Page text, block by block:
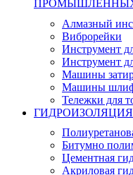
Алмазный
Виброрейки
Инструмент
Инструмент
Машины
Машины
Тележки для
ГИДРОИЗОЛЯЦИЯ
Битумно
Цементная
Акриловая